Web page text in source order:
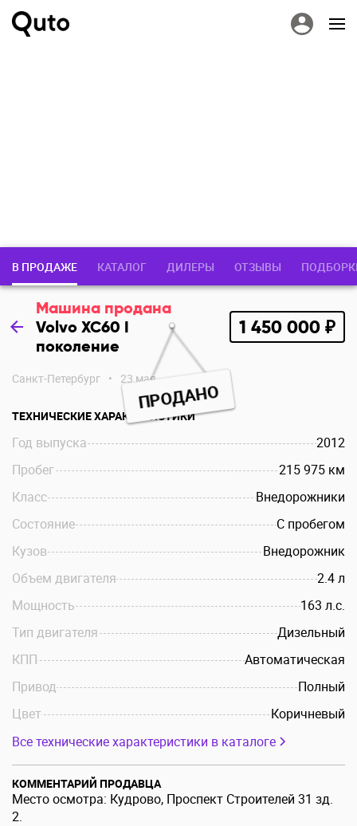
В ПРОДАЖЕ КАТАЛОГ ДИЛЕРЫ ОТЗЫВЫ
Машина продана
Volvo XC60 I
поколение
1 450 000 ₽
Санкт-Петербург • 23 мая
ПРОДАНО
ТЕХНИЧЕСКИЕ ХАРАКТЕРИСТИКИ
Год выпуска
2012
Пробег
215 975 км
Класс
Внедорожники
Состояние
С пробегом
Кузов
Внедорожник
Объем двигателя
2.4 л
Мощность
163 л.c.
Тип двигателя
Дизельный
КПП
Автоматическая
Привод
Полный
Цвет
Коричневый
Все технические характеристики в каталоге
КОММЕНТАРИЙ ПРОДАВЦА
Место осмотра: Кудрово, Проспект Строителей 31 зд.
2.